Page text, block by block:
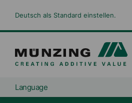
Deutsch als Standard einstellen.
Language